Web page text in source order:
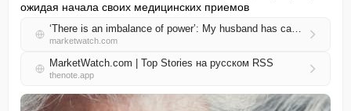
ожидая начала своих медицинских приемов
‘There is an imbalance of power’: My husband has cancer. Why must we wait two hours for a 10-minute CT scan?
marketwatch.com
MarketWatch.com | Top Stories на русском RSS
thenote.app